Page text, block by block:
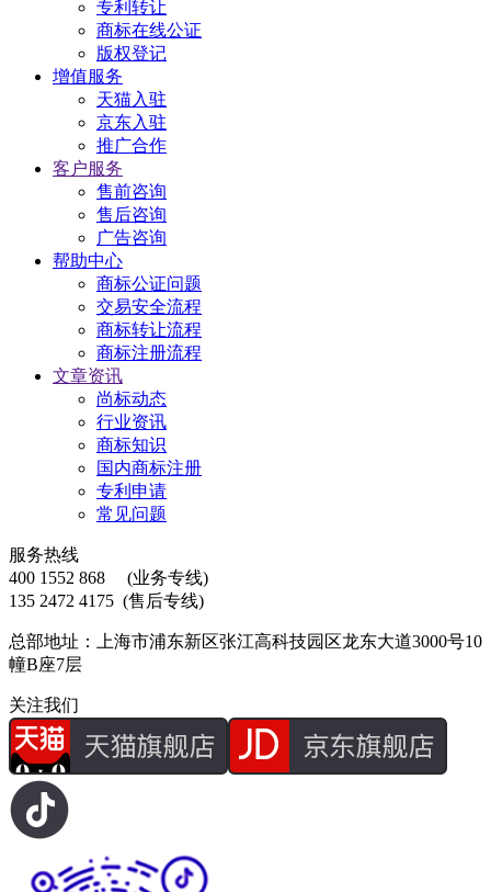
专利转让
商标在线公证
版权登记
增值服务
天猫入驻
京东入驻
推广合作
客户服务
售前咨询
售后咨询
广告咨询
帮助中心
商标公证问题
交易安全流程
商标转让流程
商标注册流程
文章资讯
尚标动态
行业资讯
商标知识
国内商标注册
专利申请
常见问题
服务热线
400 1552 868
(业务专线)
135 2472 4175 (售后专线)
总部地址：上海市浦东新区张江高科技园区龙东大道3000号10
幢B座7层
关注我们